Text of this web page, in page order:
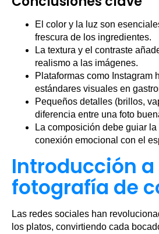
El color y la luz son
frescura de los ingredientes.
La textura y el contraste
realismo a las imágenes.
Plataformas como Instagram
estándares visuales en
Pequeños detalles (brillos,
diferencia entre una foto
La composición debe guiar
conexión emocional con el
Introducción a
fotografía de
Las redes sociales han
los platos, convirtiendo cada